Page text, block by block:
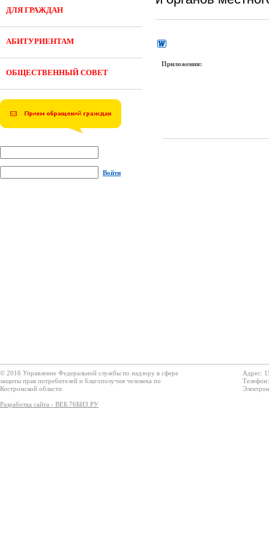
ДЛЯ ГРАЖДАН
АБИТУРИЕНТАМ
ОБЩЕСТВЕННЫЙ СОВЕТ
Войти
Приложения:
© 2016 Управление Федеральной службы по надзору в сфере
защиты прав потребителей и благополучия человека по
Костромской области
Разработка сайта - ВЕБ.76БИЗ.РУ
Адрес: